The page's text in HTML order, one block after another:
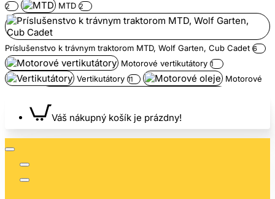
2 MTD 2
Príslušenstvo k trávnym traktorom MTD, Wolf Garten, Cub Cadet 6
Motorové vertikutátory 1
Vertikutátory 11
Motorové
valce pre MTD a Wolf Garten
Oleje pre 4-taktné motory
Trávne traktory 3
Snežné
Váš nákupný košík je prázdny!